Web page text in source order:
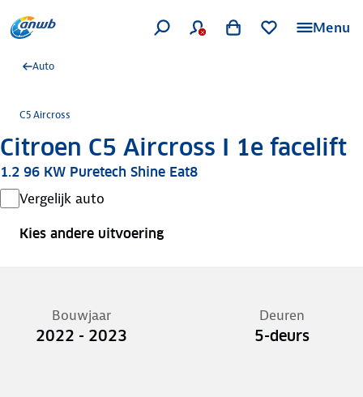
Menu
Auto
C5 Aircross
Citroen C5 Aircross I 1e facelift
1.2 96 KW Puretech Shine Eat8
Vergelijk auto
Kies andere uitvoering
Bouwjaar
2022 - 2023
Deuren
5-deurs